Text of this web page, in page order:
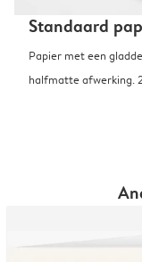
Standaard
Papier met een
halfmatte afwerking.